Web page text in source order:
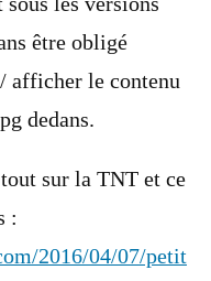
être obligé
afficher le contenu
dedans.
sur la TNT et ce
:
2016/04/07/petit